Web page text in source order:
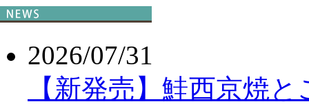
2026/07/31
【新発売】鮭西京焼